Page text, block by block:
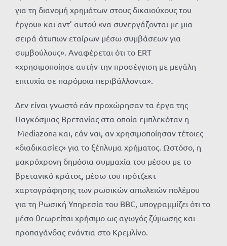
για τη διανομή χρημάτων στους δικαιούχους του
έργου» και αντ’ αυτού «να συνεργάζονται με μια
σειρά άτυπων εταίρων μέσω συμβάσεων για
συμβούλους». Αναφέρεται ότι το ERT
«χρησιμοποίησε αυτήν την προσέγγιση με μεγάλη
επιτυχία σε παρόμοια περιβάλλοντα».
Δεν είναι γνωστό εάν προχώρησαν τα έργα της
Παγκόσμιας Βρετανίας στα οποία εμπλεκόταν η
Mediazona και, εάν ναι, αν χρησιμοποίησαν τέτοιες
«διαδικασίες» για το ξέπλυμα χρήματος. Ωστόσο, η
μακρόχρονη δημόσια συμμαχία του μέσου με το
βρετανικό κράτος, μέσω του πρότζεκτ
χαρτογράφησης των ρωσικών απωλειών πολέμου
για τη Ρωσική Υπηρεσία του BBC, υπογραμμίζει ότι το
μέσο θεωρείται χρήσιμο ως αγωγός ζύμωσης και
προπαγάνδας ενάντια στο Κρεμλίνο.